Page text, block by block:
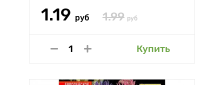
1.19 руб 1.99 руб
Купить